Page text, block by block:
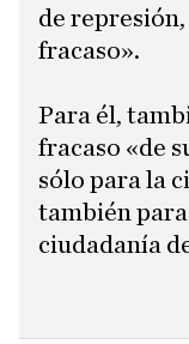
de represión,
fracaso».
Para él,
fracaso «de
sólo para la
también
ciudadanía